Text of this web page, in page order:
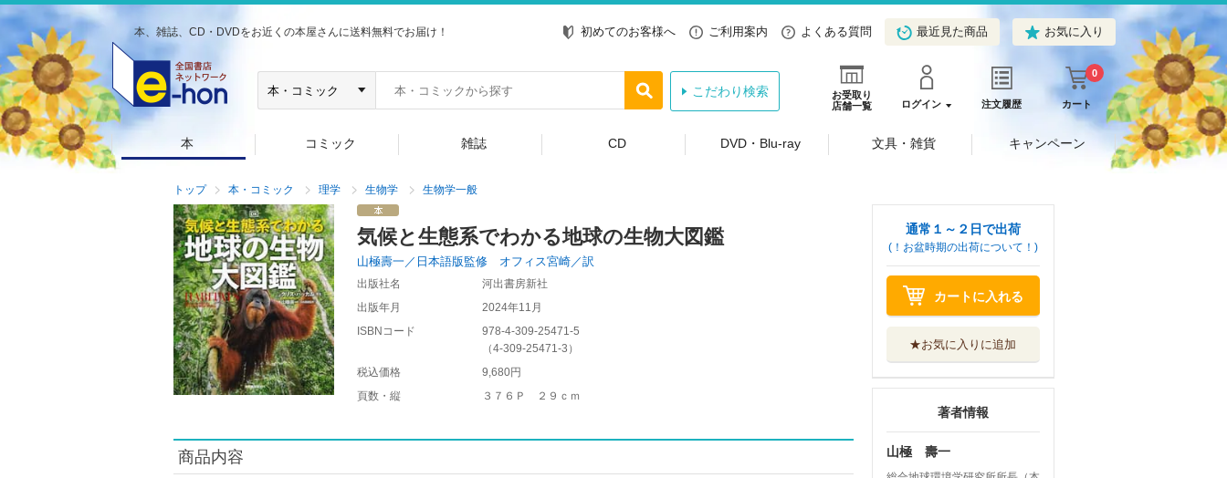
本、雑誌、CD・DVDをお近くの本屋さんに送料無料でお届け！ 初めてのお客様へ ご利用案内 よくある質問 最近見た商品 お気に入り
お受取り
店舗一覧
ログイン 注文履歴 カート
0
こだわり検索
本 コミック 雑誌 CD DVD・Blu-ray 文具・雑貨 キャンペーン
トップ 本・コミック 理学 生物学 生物学一般
気候と生態系でわかる地球の生物大図鑑
山極壽一／日本語版監修 オフィス宮崎／訳
出版社名
河出書房新社
出版年月
2024年11月
ISBNコード
978-4-309-25471-5
（4-309-25471-3 ）
税込価格
9,680円
頁数・縦
３７６Ｐ ２９ｃｍ
商品内容
通常１～２日で出荷
(！お盆時期の出荷について！)
カートに入れる
★お気に入りに追加
著者情報
山極 壽一